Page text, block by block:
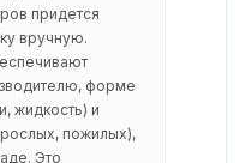
придется
вручную.
форме
жидкость) и
пожилых),
Это